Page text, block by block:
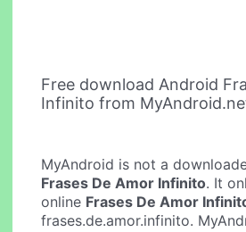
Free download Android
Infinito from
MyAndroid is not a
Frases De Amor Infinito. It
online Frases De Amor
frases.de.amor.infinito.